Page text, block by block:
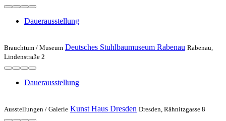
Dauerausstellung
Brauchtum / Museum Deutsches Stuhlbaumuseum Rabenau Rabenau,
Lindenstraße 2
Dauerausstellung
Ausstellungen / Galerie Kunst Haus Dresden Dresden, Rähnitzgasse 8